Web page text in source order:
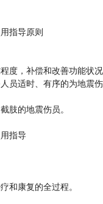
指导原则
度，补偿和改善功能状
员适时、有序的为地震
肢的地震伤员。
指导
和康复的全过程。